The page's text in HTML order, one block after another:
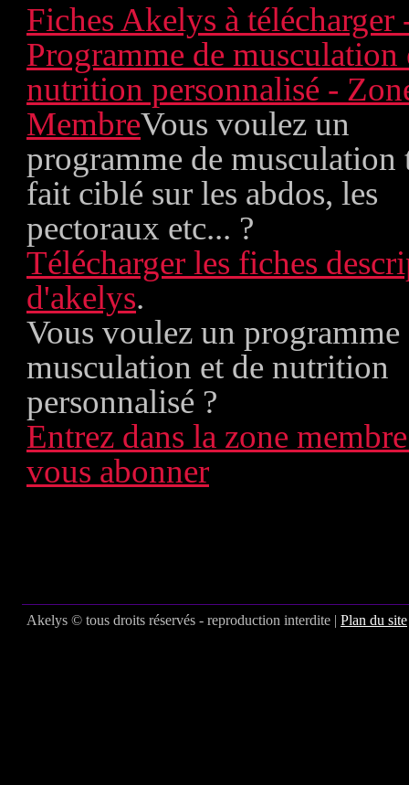
Fiches Akelys à télécharger
Programme de musculation
nutrition personnalisé -
MembreVous voulez un
programme de musculation
fait ciblé sur les abdos, les
pectoraux etc... ?
Télécharger les fiches
d'akelys.
Vous voulez un programme
musculation et de nutrition
personnalisé ?
Entrez dans la zone
vous abonner
Akelys © tous droits réservés - reproduction interdite | Plan du site